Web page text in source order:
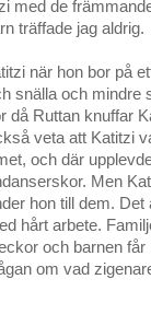
med de
träffade jag aldrig.
när hon bor på
snälla och mindre
då Ruttan knuffar
veta att Katitzi
och där
Men
hon till dem. Det
hårt arbete.
och barnen får
om vad